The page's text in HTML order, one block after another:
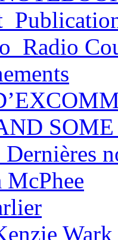
Wark